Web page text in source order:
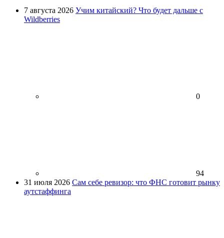
7 августа 2026 Учим китайский? Что будет дальше с
Wildberries
0
94
31 июля 2026 Сам себе ревизор: что ФНС готовит рынку
аутстаффинга